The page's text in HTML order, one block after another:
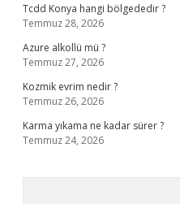
Tcdd Konya hangi bölgededir ?
Temmuz 28, 2026
Azure alkollü mü ?
Temmuz 27, 2026
Kozmik evrim nedir ?
Temmuz 26, 2026
Karma yıkama ne kadar sürer ?
Temmuz 24, 2026